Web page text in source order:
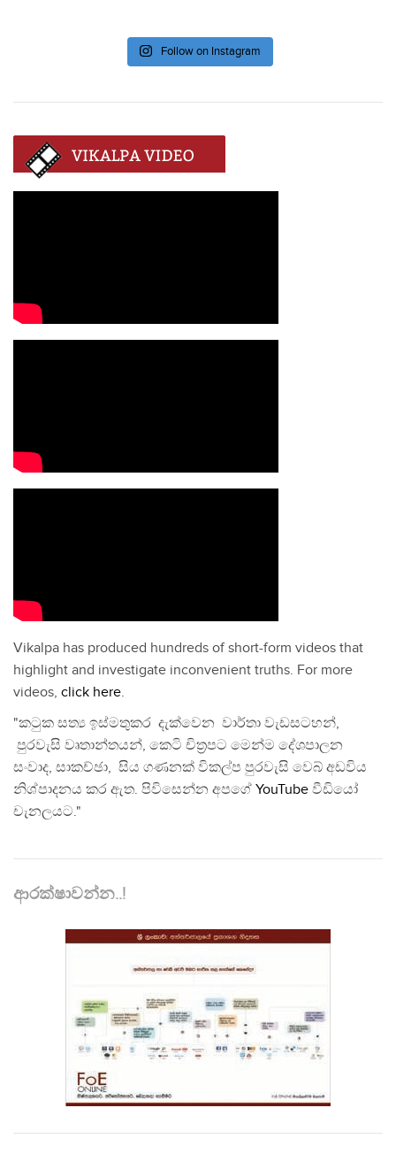
Follow on Instagram
Vikalpa has produced hundreds of short-form videos that
highlight and investigate inconvenient truths. For more
videos, click here.
"කටුක සත්‍ය ඉස්මතුකර දැක්වෙන වාර්තා වැඩසටහන්,
පුරවැසි වෘතාන්තයන්, කෙටි චිත්‍රපට මෙන්ම දේශපාලන
සංවාද, සාකච්ඡා, සිය ගණනක් විකල්ප පුරවැසි වෙබ් අඩවිය
නිශ්පාදනය කර ඇත. පිවිසෙන්න අපගේ YouTube වීඩියෝ
චැනලයට."
ආරක්ෂාවන්න..!